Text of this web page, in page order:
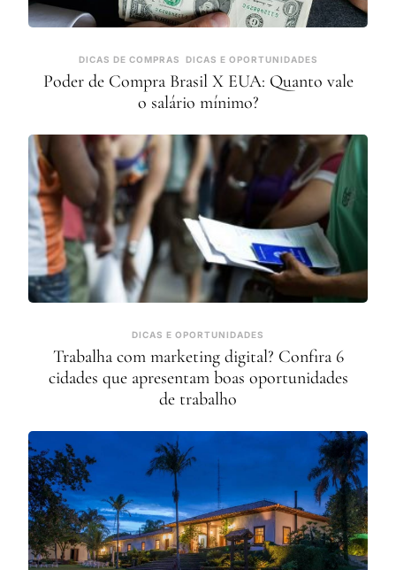
DICAS DE COMPRAS DICAS E OPORTUNIDADES
Poder de Compra Brasil X EUA: Quanto vale
o salário mínimo?
DICAS E OPORTUNIDADES
Trabalha com marketing digital? Confira 6
cidades que apresentam boas oportunidades
de trabalho